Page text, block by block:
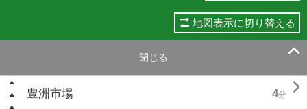
地図表示に切り替える
閉じる 
豊洲市場 4分 